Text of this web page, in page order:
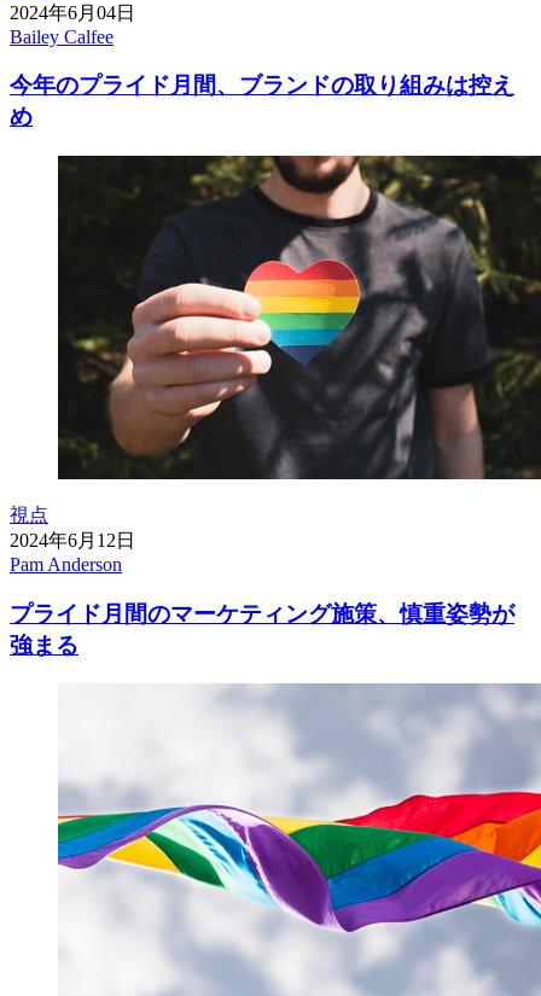
2024年6月04日
Bailey Calfee
今年のプライド月間、ブランドの取り組みは控え
め
視点
2024年6月12日
Pam Anderson
プライド月間のマーケティング施策、慎重姿勢が
強まる